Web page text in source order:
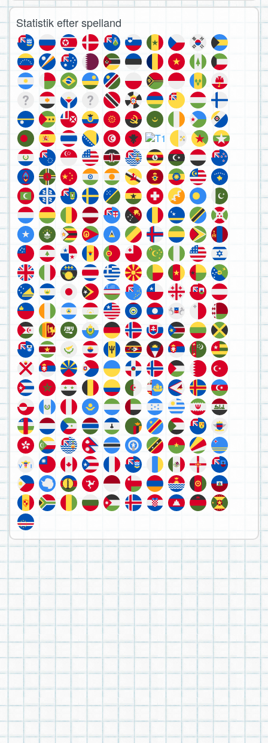
Statistik efter spelland